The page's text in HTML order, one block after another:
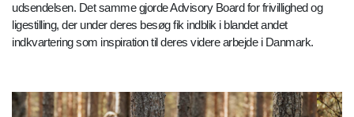
udsendelsen. Det samme gjorde Advisory Board for frivillighed og
ligestilling, der under deres besøg fik indblik i blandet andet
indkvartering som inspiration til deres videre arbejde i Danmark.